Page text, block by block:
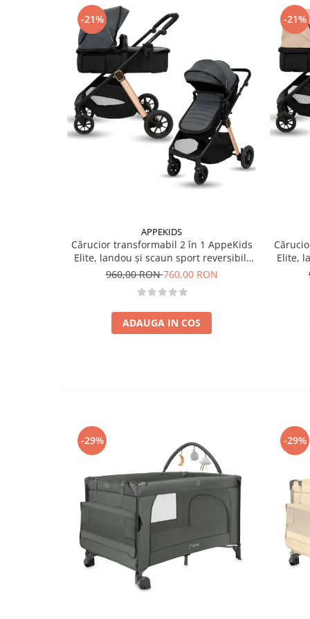
-21%
APPEKIDS
Cărucior transformabil 2 în 1 AppeKids
Elite, landou și scaun sport reversibil,
suspensii, adaptori scoică auto, până la
960,00 RON760,00 RON
ADAUGA IN COS
-21%
Elite,
-29% -29%